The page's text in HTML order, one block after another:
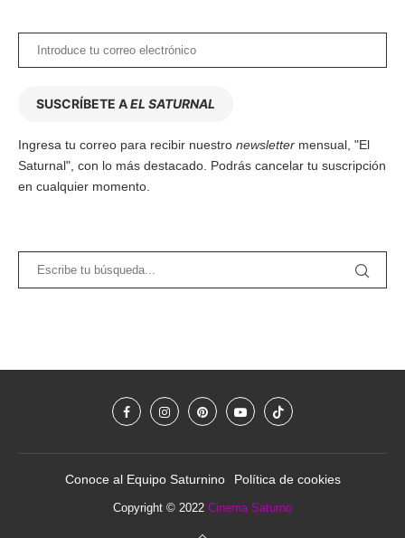
SUSCRÍBETE AEL SATURNAL
Ingresa tu correo para recibir nuestro newsletter mensual, "El
Saturnal", con lo más destacado. Podrás cancelar tu suscripción
en cualquier momento.
Conoce al Equipo Saturnino Política de cookies
Copyright © 2022 Cinema Saturno